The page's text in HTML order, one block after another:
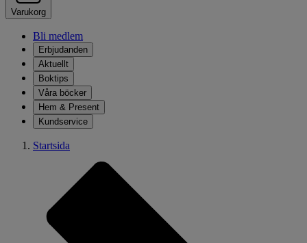
Varukorg
Bli medlem
Erbjudanden
Aktuellt
Boktips
Våra böcker
Hem & Present
Kundservice
Startsida